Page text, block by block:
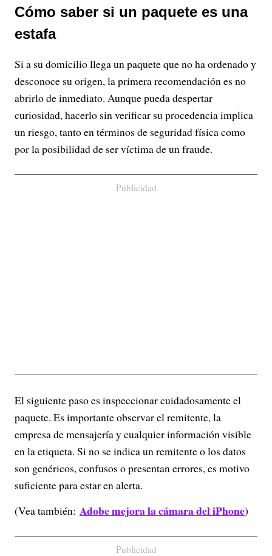
Cómo saber si un paquete es una
estafa
Si a su domicilio llega un paquete que no ha ordenado y
desconoce su origen, la primera recomendación es no
abrirlo de inmediato. Aunque pueda despertar
curiosidad, hacerlo sin verificar su procedencia implica
un riesgo, tanto en términos de seguridad física como
por la posibilidad de ser víctima de un fraude.
Publicidad
El siguiente paso es inspeccionar cuidadosamente el
paquete. Es importante observar el remitente, la
empresa de mensajería y cualquier información visible
en la etiqueta. Si no se indica un remitente o los datos
son genéricos, confusos o presentan errores, es motivo
suficiente para estar en alerta.
(Vea también: Adobe mejora la cámara del iPhone)
Publicidad